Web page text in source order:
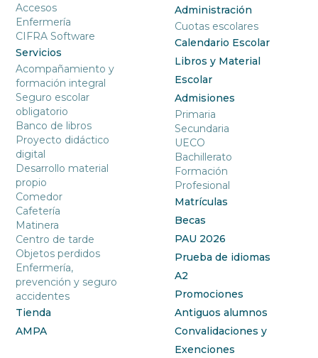
Accesos
Enfermería
CIFRA Software
Servicios
Acompañamiento y
formación integral
Seguro escolar
obligatorio
Banco de libros
Proyecto didáctico
digital
Desarrollo material
propio
Comedor
Cafetería
Matinera
Centro de tarde
Objetos perdidos
Enfermería,
prevención y seguro
accidentes
Tienda
AMPA
Administración
Cuotas escolares
Calendario Escolar
Libros y Material
Escolar
Admisiones
Primaria
Secundaria
UECO
Bachillerato
Formación
Profesional
Matrículas
Becas
PAU 2026
Prueba de idiomas
A2
Promociones
Antiguos alumnos
Convalidaciones y
Exenciones